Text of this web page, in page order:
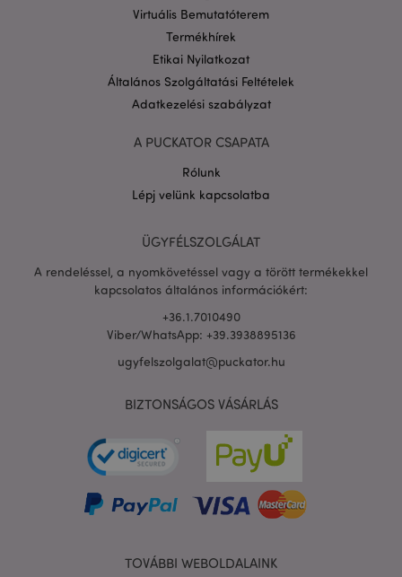
Virtuális Bemutatóterem
Termékhírek
Etikai Nyilatkozat
Általános Szolgáltatási Feltételek
Adatkezelési szabályzat
A PUCKATOR CSAPATA
Rólunk
Lépj velünk kapcsolatba
ÜGYFÉLSZOLGÁLAT
A rendeléssel, a nyomkövetéssel vagy a törött termékekkel
kapcsolatos általános információkért:
+36.1.7010490
Viber/WhatsApp: +39.3938895136
ugyfelszolgalat@puckator.hu
BIZTONSÁGOS VÁSÁRLÁS
TOVÁBBI WEBOLDALAINK
CookieScriptConsent
CookieScript
.puckator.hu
X-Magento-Vary
Google
adatvédelmi szabályzatát